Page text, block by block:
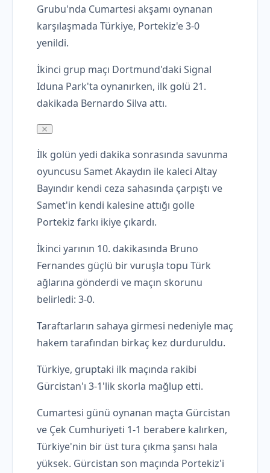
Grubu'nda Cumartesi akşamı oynanan
karşılaşmada Türkiye, Portekiz'e 3-0
yenildi.
İkinci grup maçı Dortmund'daki Signal
Iduna Park'ta oynanırken, ilk golü 21.
dakikada Bernardo Silva attı.
İlk golün yedi dakika sonrasında savunma
oyuncusu Samet Akaydın ile kaleci Altay
Bayındır kendi ceza sahasında çarpıştı ve
Samet'in kendi kalesine attığı golle
Portekiz farkı ikiye çıkardı.
İkinci yarının 10. dakikasında Bruno
Fernandes güçlü bir vuruşla topu Türk
ağlarına gönderdi ve maçın skorunu
belirledi: 3-0.
Taraftarların sahaya girmesi nedeniyle maç
hakem tarafından birkaç kez durduruldu.
Türkiye, gruptaki ilk maçında rakibi
Gürcistan'ı 3-1'lik skorla mağlup etti.
Cumartesi günü oynanan maçta Gürcistan
ve Çek Cumhuriyeti 1-1 berabere kalırken,
Türkiye'nin bir üst tura çıkma şansı hala
yüksek. Gürcistan son maçında Portekiz'i